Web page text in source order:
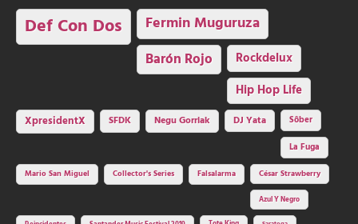
Def Con Dos Fermin Muguruza
Barón Rojo Rockdelux
Hip Hop Life
XpresidentX SFDK Negu Gorriak DJ Yata
Sôber
La Fuga
Mario San Miguel
Collector's Series Falsalarma César Strawberry
Azul Y Negro